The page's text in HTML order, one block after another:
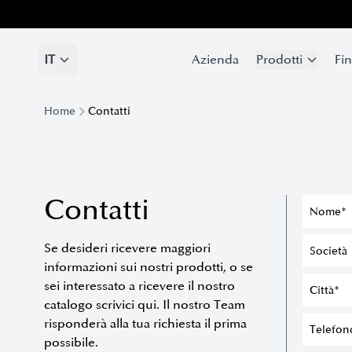
IT Azienda Prodotti
IT Azienda Prodotti
Home Contatti
Contatti
Se desideri ricevere maggiori
informazioni sui nostri prodotti, o se
sei interessato a ricevere il nostro
catalogo scrivici qui. Il nostro Team
risponderà alla tua richiesta il prima
possibile.